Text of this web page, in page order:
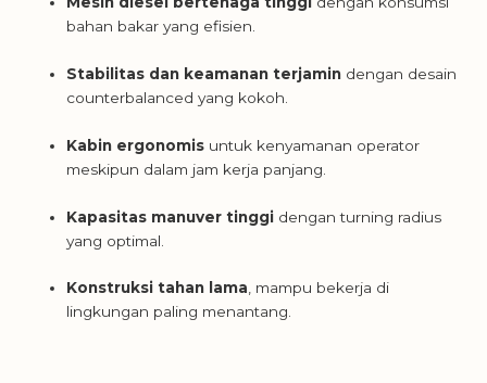
bahan bakar yang efisien.
Stabilitas dan keamanan terjamin dengan desain
counterbalanced yang kokoh.
Kabin ergonomis untuk kenyamanan operator
meskipun dalam jam kerja panjang.
Kapasitas manuver tinggi dengan turning radius
yang optimal.
Konstruksi tahan lama, mampu bekerja di
lingkungan paling menantang.